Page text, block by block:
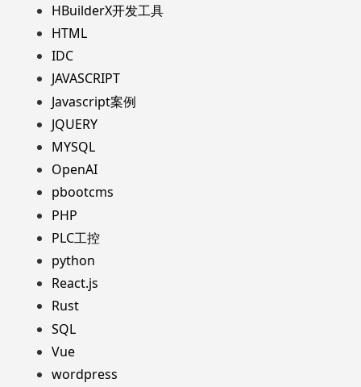
HBuilderX开发工具
HTML
IDC
JAVASCRIPT
Javascript案例
JQUERY
MYSQL
OpenAI
pbootcms
PHP
PLC工控
python
React.js
Rust
SQL
Vue
wordpress